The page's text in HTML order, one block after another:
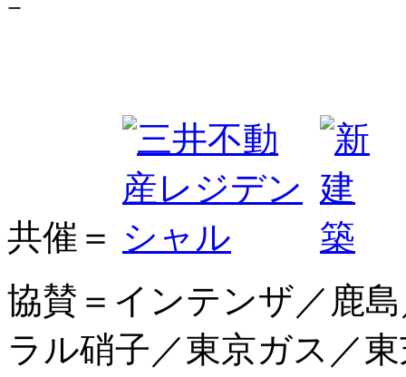
ー
共催＝
協賛＝ インテンザ／ 鹿島
ラル硝子 ／東京ガス ／